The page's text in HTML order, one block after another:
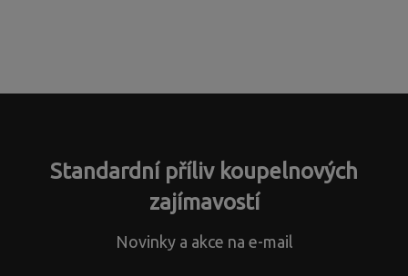
Standardní příliv koupelnových
zajímavostí
Novinky a akce na e-mail